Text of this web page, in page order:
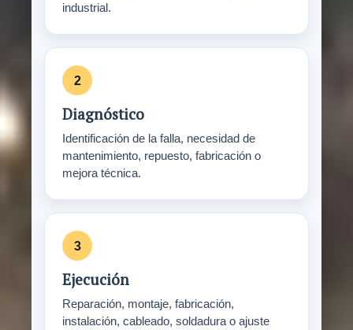
industrial.
Diagnóstico
Identificación de la falla, necesidad de
mantenimiento, repuesto, fabricación o
mejora técnica.
Ejecución
Reparación, montaje, fabricación,
instalación, cableado, soldadura o ajuste